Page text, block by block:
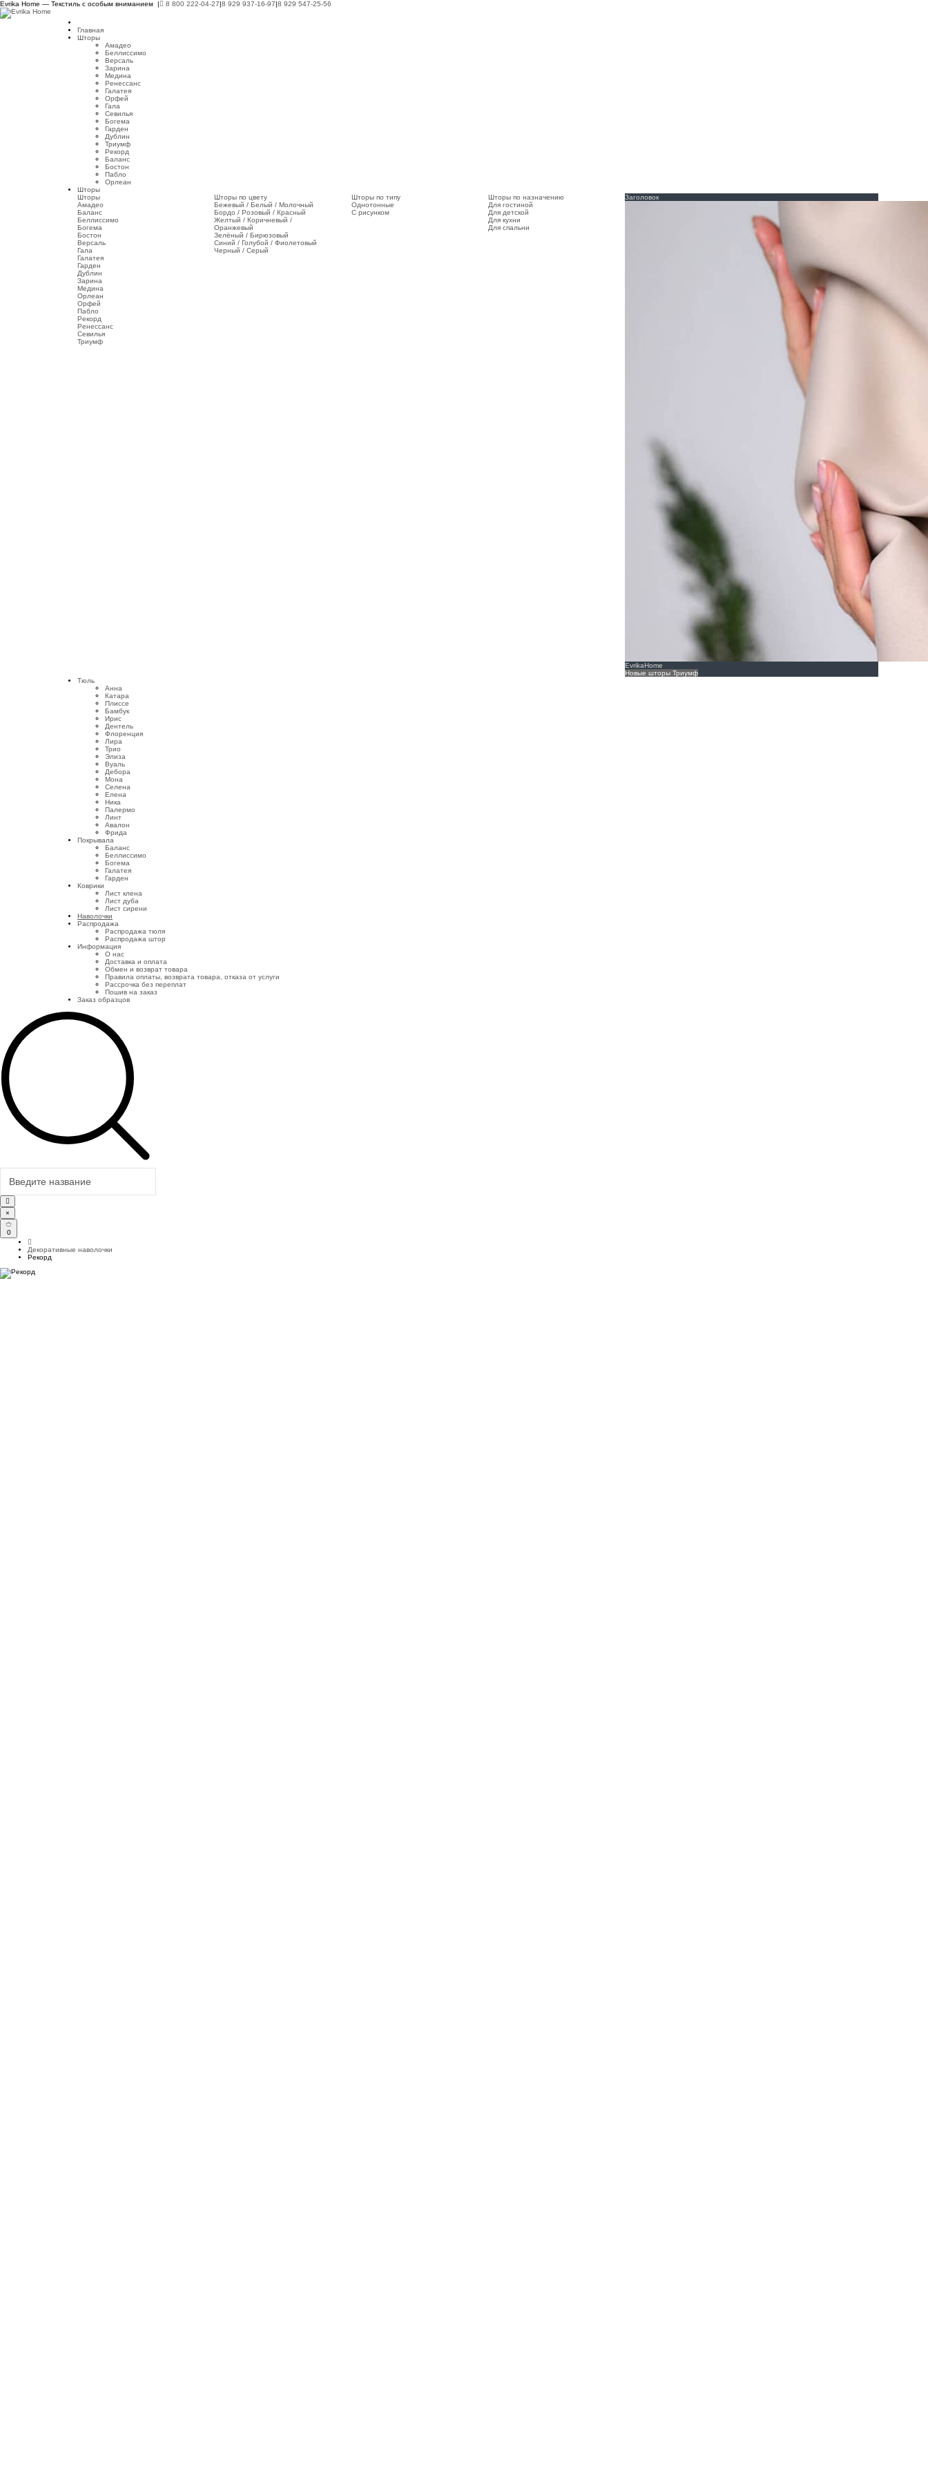
Evrika Home — Текстиль с особым вниманием | 8 800 222-04-27|8 929 937-16-97|8 929 547-25-56
Главная
Шторы
Амадео
Беллиссимо
Версаль
Зарина
Медина
Ренессанс
Галатея
Орфей
Гала
Севилья
Богема
Гарден
Дублин
Триумф
Рекорд
Баланс
Бостон
Пабло
Орлеан
Шторы
Шторы
Амадео
Баланс
Беллиссимо
Богема
Бостон
Версаль
Гала
Галатея
Гарден
Дублин
Зарина
Медина
Орлеан
Орфей
Пабло
Рекорд
Ренессанс
Севилья
Триумф
Шторы по цвету
Бежевый / Белый / Молочный
Бордо / Розовый / Красный
Желтый / Коричневый /
Оранжевый
Зелёный / Бирюзовый
Синий / Голубой / Фиолетовый
Черный / Серый
Шторы по типу
Однотонные
С рисунком
Шторы по назначению
Для гостиной
Для детской
Для кухни
Для спальни
Заголовок
EvrikaHome
Новые шторы Триумф
Тюль
Анна
Катара
Плиссе
Бамбук
Ирис
Дентель
Флоренция
Лира
Трио
Элиза
Вуаль
Дебора
Мона
Селена
Елена
Ника
Палермо
Линт
Авалон
Фрида
Покрывала
Баланс
Беллиссимо
Богема
Галатея
Гарден
Коврики
Лист клена
Лист дуба
Лист сирени
Наволочки
Распродажа
Распродажа тюля
Распродажа штор
Информация
О нас
Доставка и оплата
Обмен и возврат товара
Правила оплаты, возврата товара, отказа от услуги
Рассрочка без переплат
Пошив на заказ
Заказ образцов
×
0
Декоративные наволочки
Рекорд